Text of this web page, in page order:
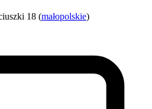
18 (małopolskie)